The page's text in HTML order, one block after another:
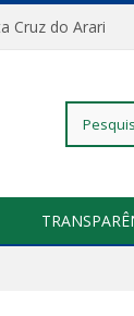
Cruz do
Pesquisar